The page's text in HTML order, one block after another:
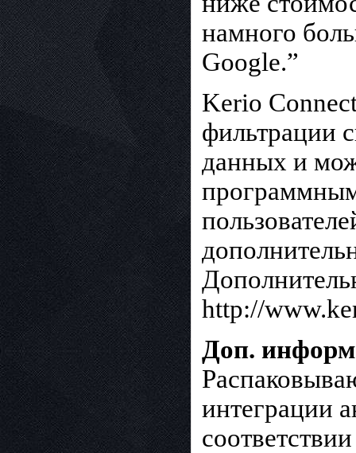
намного
Google.”
Kerio
фильтрации
данных и
http://
Доп.
интеграции